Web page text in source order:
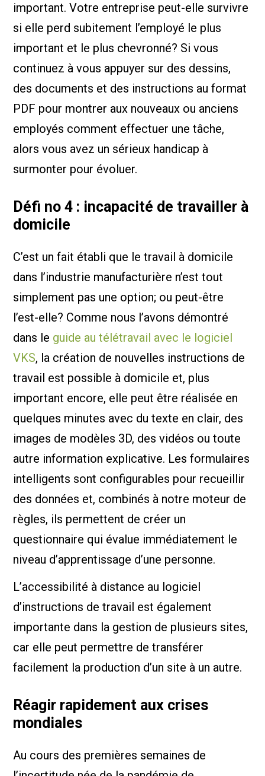
important. Votre entreprise peut-elle survivre
si elle perd subitement l’employé le plus
important et le plus chevronné? Si vous
continuez à vous appuyer sur des dessins,
des documents et des instructions au format
PDF pour montrer aux nouveaux ou anciens
employés comment effectuer une tâche,
alors vous avez un sérieux handicap à
surmonter pour évoluer.
Défi no 4 : incapacité de travailler à
domicile
C’est un fait établi que le travail à domicile
dans l’industrie manufacturière n’est tout
simplement pas une option; ou peut-être
l’est-elle? Comme nous l’avons démontré
dans le guide au télétravail avec le logiciel
VKS, la création de nouvelles instructions de
travail est possible à domicile et, plus
important encore, elle peut être réalisée en
quelques minutes avec du texte en clair, des
images de modèles 3D, des vidéos ou toute
autre information explicative. Les formulaires
intelligents sont configurables pour recueillir
des données et, combinés à notre moteur de
règles, ils permettent de créer un
questionnaire qui évalue immédiatement le
niveau d’apprentissage d’une personne.
L’accessibilité à distance au logiciel
d’instructions de travail est également
importante dans la gestion de plusieurs sites,
car elle peut permettre de transférer
facilement la production d’un site à un autre.
Réagir rapidement aux crises
mondiales
Au cours des premières semaines de